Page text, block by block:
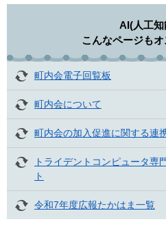
AI(人工知
こんなページも
町内会電子回覧板
町内会について
町内会の加入促進に関する連
トライデントコンピュータ専
ト
令和7年度広報たかはま一覧